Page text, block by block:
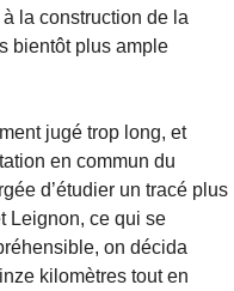
la construction de la
bientôt plus ample
jugé trop long, et
en commun du
d’étudier un tracé plus
Leignon, ce qui se
on décida
kilomètres tout en